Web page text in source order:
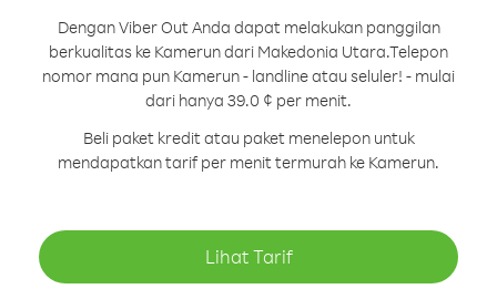
Dengan Viber Out Anda dapat melakukan panggilan
berkualitas ke Kamerun dari Makedonia Utara.Telepon
nomor mana pun Kamerun - landline atau seluler! - mulai
dari hanya 39.0 ¢ per menit.
Beli paket kredit atau paket menelepon untuk
mendapatkan tarif per menit termurah ke Kamerun.
Lihat Tarif